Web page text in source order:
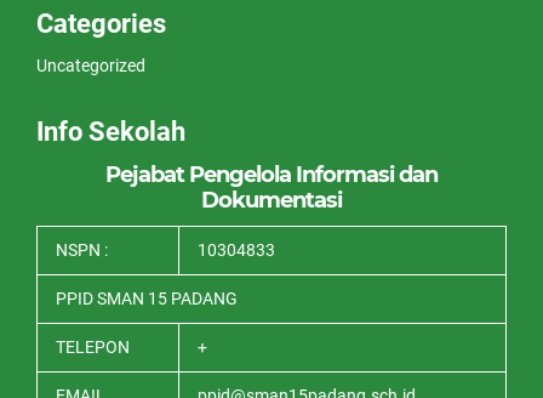
Categories
Uncategorized
Info Sekolah
Pejabat Pengelola Informasi dan
Dokumentasi
NSPN : 10304833
PPID SMAN 15 PADANG
TELEPON +